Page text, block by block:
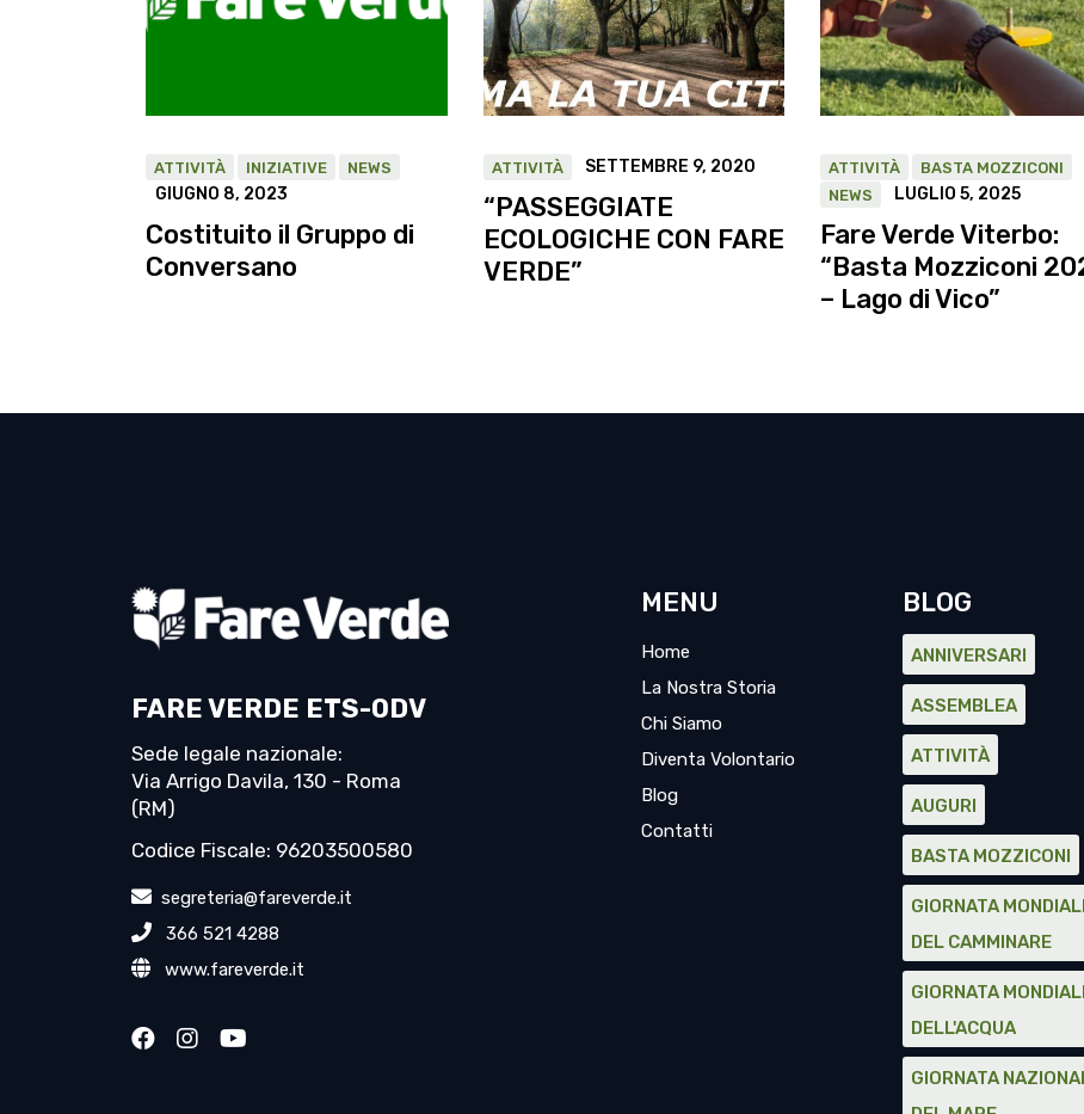
ATTIVITÀ INIZIATIVE NEWS
GIUGNO 8, 2023
Costituito il Gruppo di
Conversano
ATTIVITÀ SETTEMBRE 9, 2020
“PASSEGGIATE
ECOLOGICHE CON FARE
VERDE”
ATTIVITÀ
BASTA MOZZICONI
NEWS
LUGLIO 5, 2025
Fare Verde Viterbo:
“Basta Mozziconi
– Lago di Vico”
FARE VERDE ETS-ODV
Sede legale nazionale:
Via Arrigo Davila, 130 - Roma
(RM)
Codice Fiscale: 96203500580
segreteria@fareverde.it
366 521 4288
www.fareverde.it
MENU
Home
La Nostra Storia
Chi Siamo
Diventa Volontario
Blog
Contatti
BLOG
ANNIVERSARI
ASSEMBLEA
ATTIVITÀ
AUGURI
BASTA MOZZICONI
GIORNATA
DEL CAMMINARE
GIORNATA
DELL'ACQUA
GIORNATA